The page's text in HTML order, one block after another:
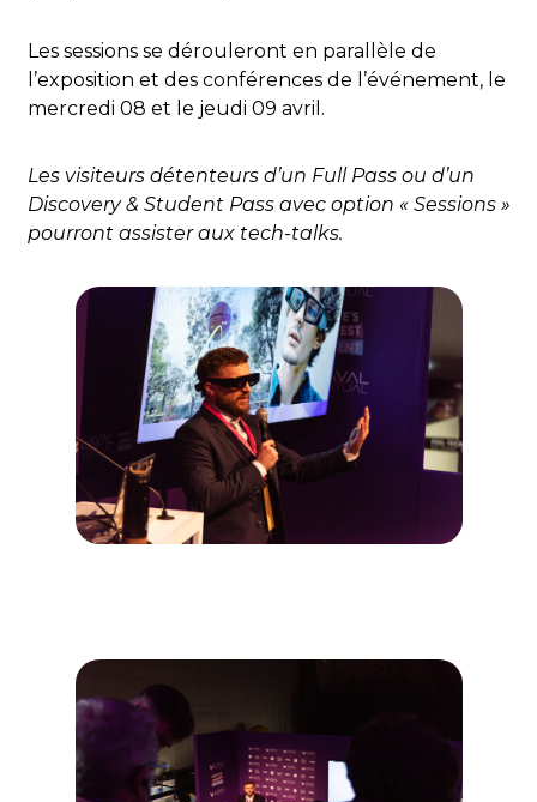
Les sessions se dérouleront en parallèle de
l’exposition et des conférences de l’événement, le
mercredi 08 et le jeudi 09 avril.
Les visiteurs détenteurs d’un Full Pass ou d’un
Discovery & Student Pass avec option « Sessions »
pourront assister aux tech-talks.